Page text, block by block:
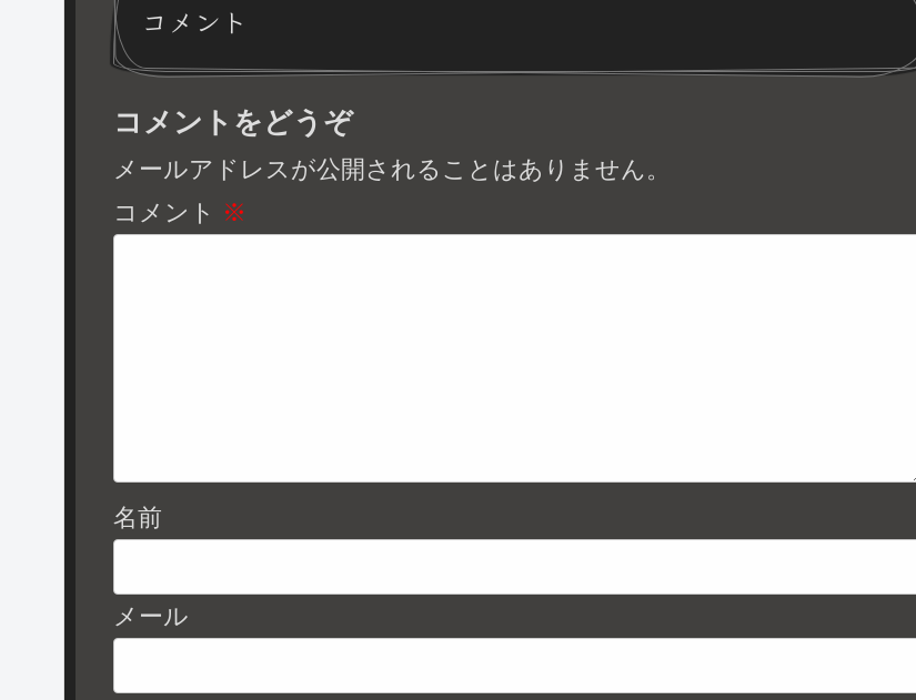
コメント
コメントをどうぞ
メールアドレスが公開されることはありません。
コメント ※
名前
メール